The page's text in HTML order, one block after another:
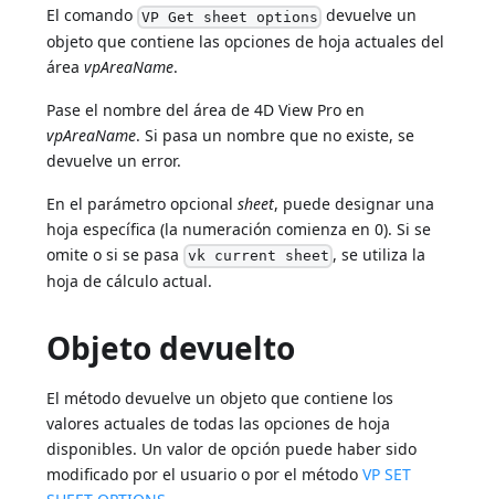
El comando VP Get sheet options devuelve un
objeto que contiene las opciones de hoja actuales del
áreavpAreaName.
Pase el nombre del área de 4D View Pro en
vpAreaName. Si pasa un nombre que no existe, se
devuelve un error.
En el parámetro opcionalsheet, puede designar una
hoja específica (la numeración comienza en 0). Si se
omite o si se pasa vk current sheet , se utiliza la
hoja de cálculo actual.
Objeto devuelto
El método devuelve un objeto que contiene los
valores actuales de todas las opciones de hoja
disponibles. Un valor de opción puede haber sido
modificado por el usuario o por el métodoVP SET